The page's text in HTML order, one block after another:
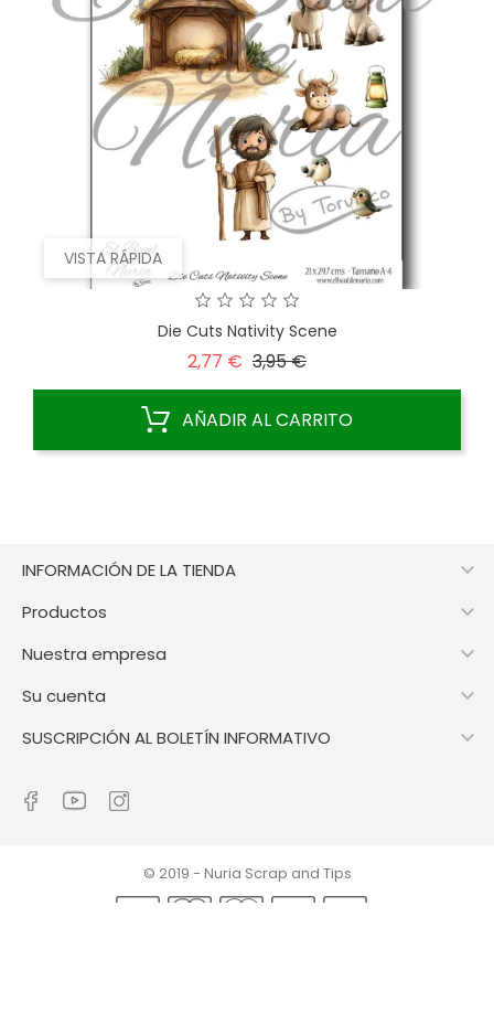
VISTA RÁPIDA
Die Cuts Nativity Scene
2,77 € Precio
3,95 €Precio
AÑADIR AL CARRITO
INFORMACIÓN DE LA TIENDA 
Productos 
Nuestra empresa 
Su cuenta 
SUSCRIPCIÓN AL BOLETÍN INFORMATIVO 
© 2019 - Nuria Scrap and Tips